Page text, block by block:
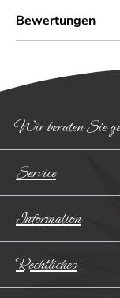
Bewertungen
Wir beraten Sie
Service
Information
Rechtliches